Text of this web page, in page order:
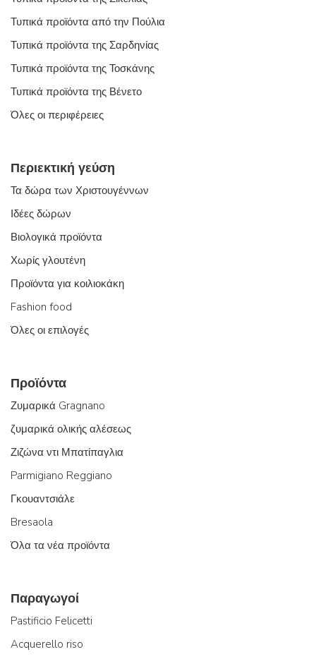
Τυπικά προϊόντα από την Πούλια
Τυπικά προϊόντα της Σαρδηνίας
Τυπικά προϊόντα της Τοσκάνης
Τυπικά προϊόντα της Βένετο
Όλες οι περιφέρειες
Περιεκτική γεύση
Τα δώρα των Χριστουγέννων
Ιδέες δώρων
Βιολογικά προϊόντα
Χωρίς γλουτένη
Προϊόντα για κοιλιοκάκη
Fashion food
Όλες οι επιλογές
Προϊόντα
Ζυμαρικά Gragnano
ζυμαρικά ολικής αλέσεως
Ζιζώνα ντι Μπατίπαγλια
Parmigiano Reggiano
Γκουαντσιάλε
Bresaola
Όλα τα νέα προϊόντα
Παραγωγοί
Pastificio Felicetti
Acquerello riso